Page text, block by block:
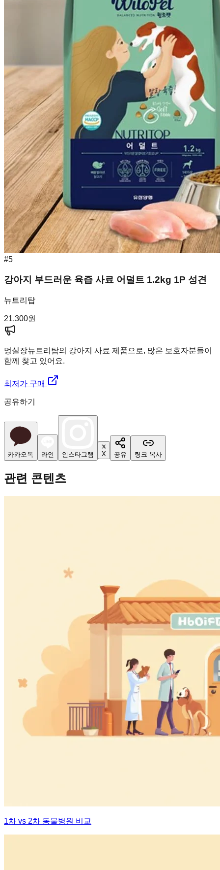
#5
강아지 부드러운 육즙 사료 어덜트 1.2kg 1P 성견
뉴트리탑
21,300원
멍실장뉴트리탑의 강아지 사료 제품으로, 많은 보호자분들이
함께 찾고 있어요.
최저가 구매
공유하기
카카오톡 라인 인스타그램 X 공유 링크 복사
관련 콘텐츠
1차 vs 2차 동물병원 비교